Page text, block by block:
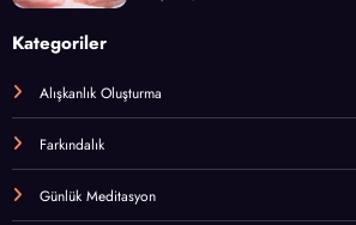
Kategoriler
Alışkanlık Oluşturma
Farkındalık
Günlük Meditasyon